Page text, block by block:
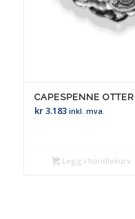
CAPESPENNE
kr3.183 inkl. mva.
Legg i handlekurv